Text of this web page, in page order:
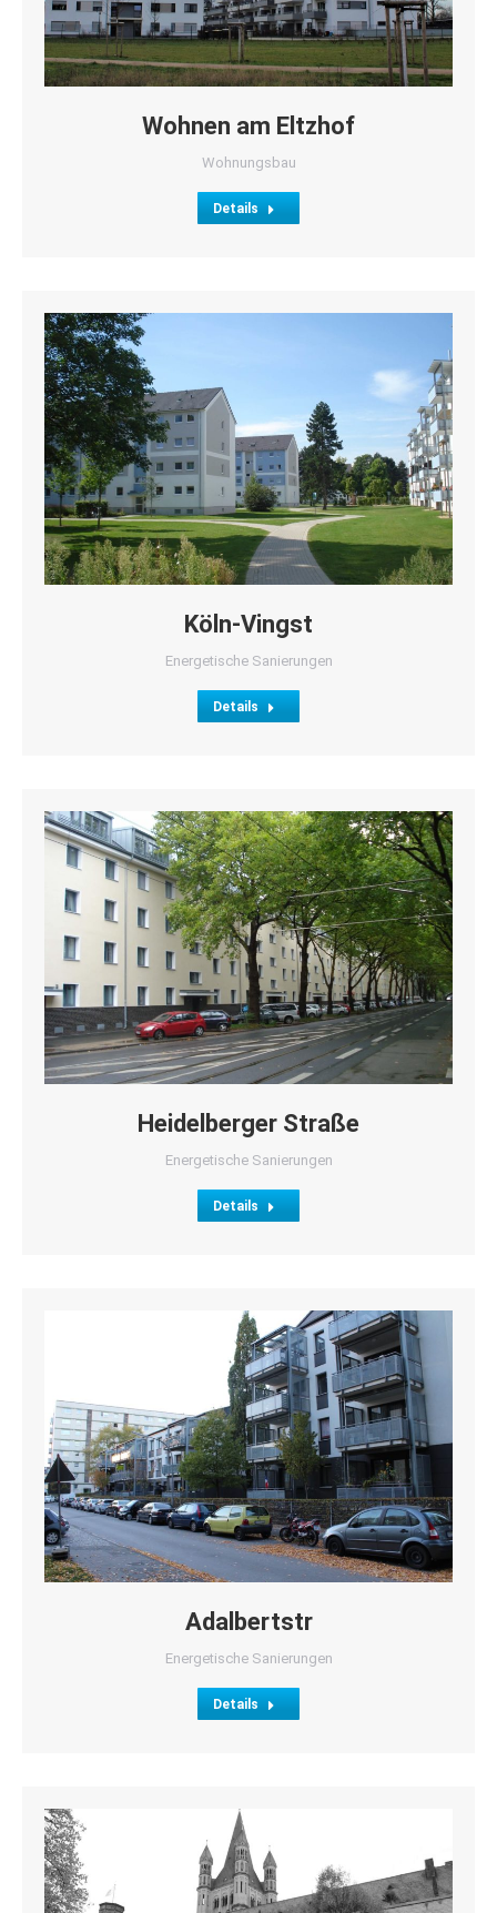
Wohnen am Eltzhof
Wohnungsbau
Details
Köln-Vingst
Energetische Sanierungen
Details
Heidelberger Straße
Energetische Sanierungen
Details
Adalbertstr
Energetische Sanierungen
Details